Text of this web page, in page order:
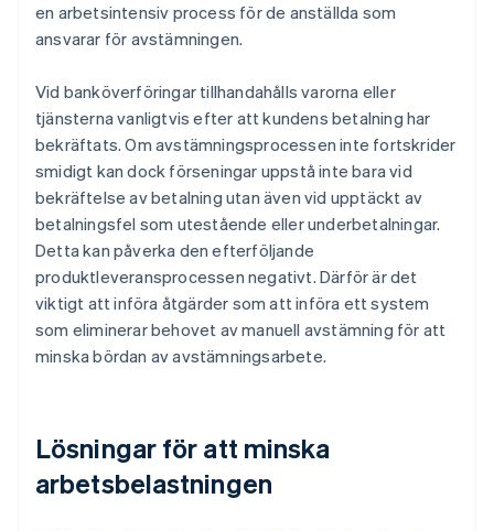
en arbetsintensiv process för de anställda som
ansvarar för avstämningen.
Vid banköverföringar tillhandahålls varorna eller
tjänsterna vanligtvis efter att kundens betalning har
bekräftats. Om avstämningsprocessen inte fortskrider
smidigt kan dock förseningar uppstå inte bara vid
bekräftelse av betalning utan även vid upptäckt av
betalningsfel som utestående eller underbetalningar.
Detta kan påverka den efterföljande
produktleveransprocessen negativt. Därför är det
viktigt att införa åtgärder som att införa ett system
som eliminerar behovet av manuell avstämning för att
minska bördan av avstämningsarbete.
Lösningar för att minska
arbetsbelastningen